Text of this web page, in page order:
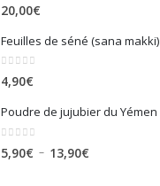
20,00€
Feuilles de séné (sana makki)
0 sur 5
4,90€
Poudre de jujubier du Yémen
5,90€ – 13,90€